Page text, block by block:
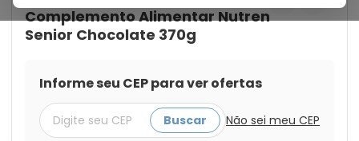
Complemento Alimentar Nutren
Senior Chocolate 370g
Informe seu CEP para ver ofertas
Buscar Não sei meu CEP